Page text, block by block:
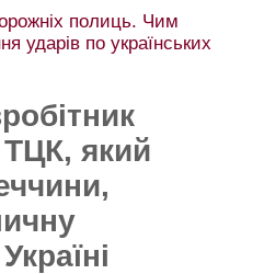
полиць. Чим
ударів по українських
який